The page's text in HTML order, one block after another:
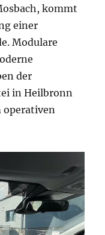
kommt
einer
Modulare
der
in Heilbronn
operativen